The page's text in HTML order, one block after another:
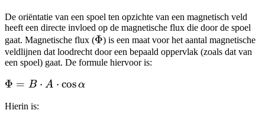
De oriëntatie van een spoel ten opzichte van een magnetisch veld
heeft een directe invloed op de magnetische flux die door de spoel
gaat. Magnetische flux (\Phi
Φ) is een maat voor het aantal magnetische
veldlijnen dat loodrecht door een bepaald oppervlak (zoals dat van
een spoel) gaat. De formule hiervoor is:
\Phi
\cdot
Φ = B ⋅ A ⋅ cosα
Hierin is: